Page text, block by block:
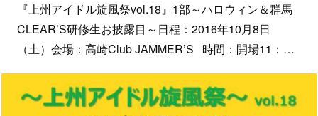
『上州アイドル旋風祭vol.18』1部～ハロウィン＆群馬
CLEAR’S研修生お披露目～日程：2016年10月8日
（土）会場：高崎Club JAMMER’S 時間：開場11：…